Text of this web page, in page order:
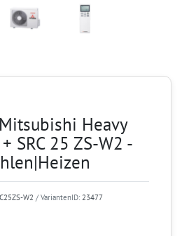
Heavy
SRC 25 ZS-W2 -
W2 / VariantenID: 23477